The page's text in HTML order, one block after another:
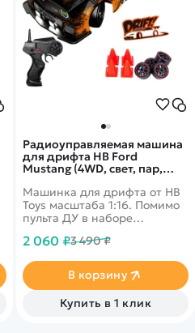
Радиоуправляемая машина
для дрифта HB Ford
Mustang (4WD, свет, пар,
Машинка для дрифта от HB
Toys масштаба 1:16. Помимо
пульта ДУ в наборе
колеса, ключ для смены
и аккумулятор. Из
выхлопной трубы можно
активировать спрей-пар, а
фары светятся во время
2 060 ₽3 490 ₽
В корзину
Купить в 1 клик